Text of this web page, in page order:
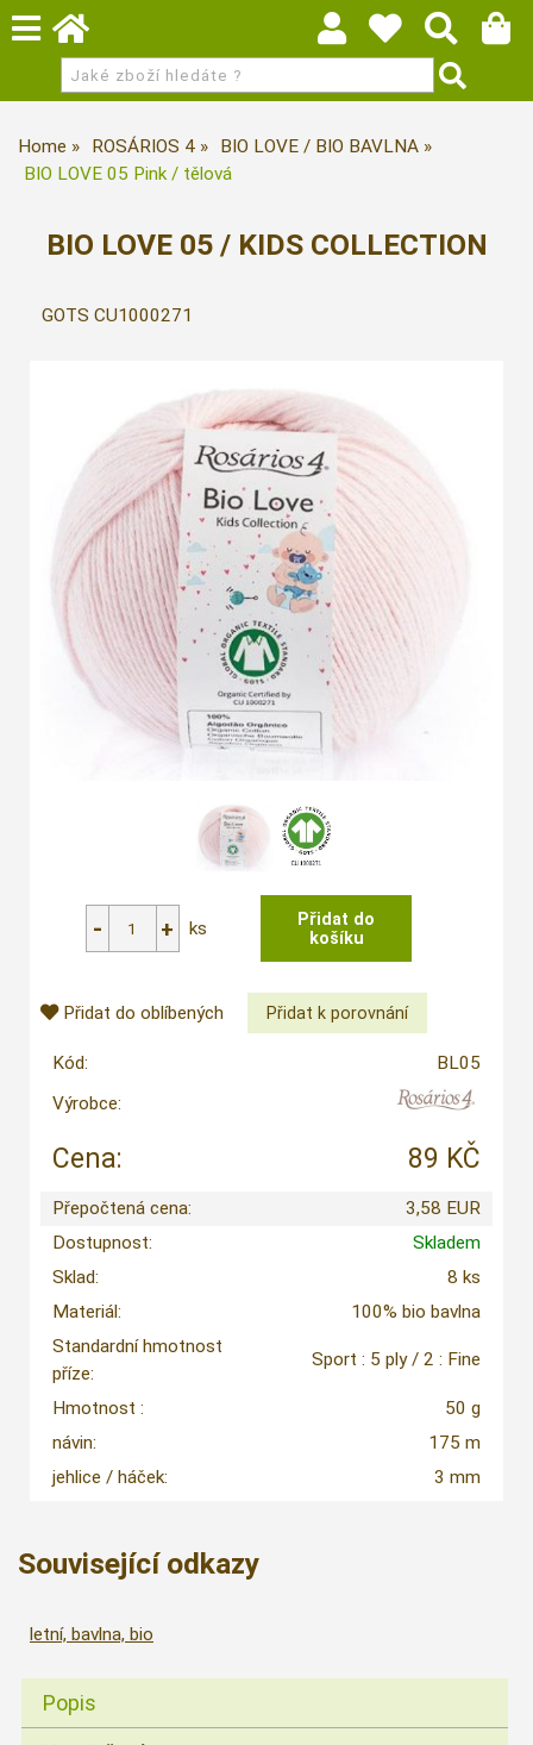
Home ROSÁRIOS 4
BIO LOVE / BIO BAVLNA
BIO LOVE 05 Pink / tělová
BIO LOVE 05 / KIDS COLLECTION
GOTS CU1000271
ks
Přidat do oblíbených
Kód:
BL05
Výrobce:
Cena: 89 KČ
Přepočtená cena:
3,58 EUR
Dostupnost:
Skladem
Sklad:
8 ks
Materiál:
100% bio bavlna
Standardní hmotnost
příze:
Sport : 5 ply / 2 : Fine
Hmotnost :
50 g
návin:
175 m
jehlice / háček:
3 mm
Související odkazy
letní, bavlna, bio
Popis